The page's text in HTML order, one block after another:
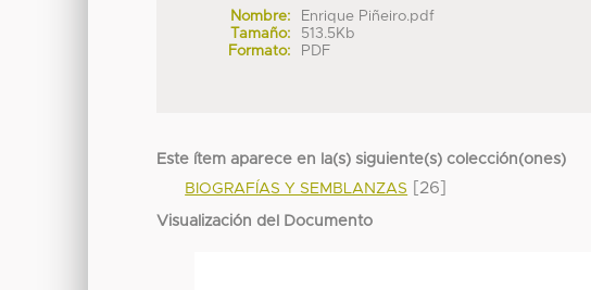
Nombre:
Enrique Piñeiro.pdf
Tamaño:
513.5Kb
Formato:
PDF
Este ítem aparece en la(s) siguiente(s) colección(ones)
BIOGRAFÍAS Y SEMBLANZAS
[26]
Visualización del Documento